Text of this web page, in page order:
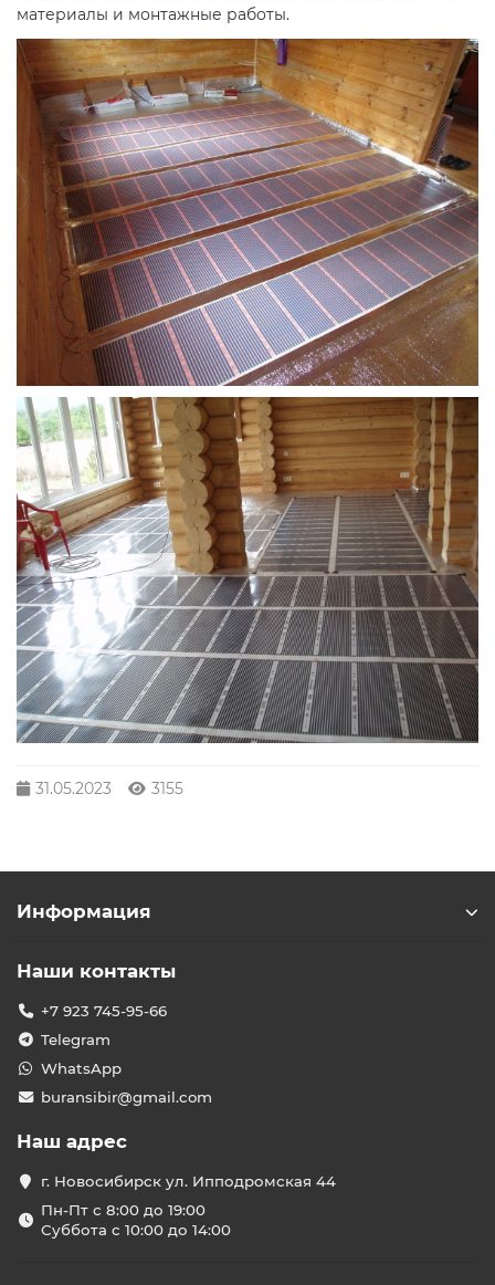
материалы и монтажные работы.
31.05.2023 3155
Информация
Наши контакты
+7 923 745-95-66
Telegram
WhatsApp
buransibir@gmail.com
Наш адрес
г. Новосибирск ул. Ипподромская 44
Пн-Пт с 8:00 до 19:00
Суббота с 10:00 до 14:00